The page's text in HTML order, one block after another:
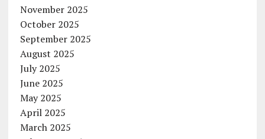
November 2025
October 2025
September 2025
August 2025
July 2025
June 2025
May 2025
April 2025
March 2025